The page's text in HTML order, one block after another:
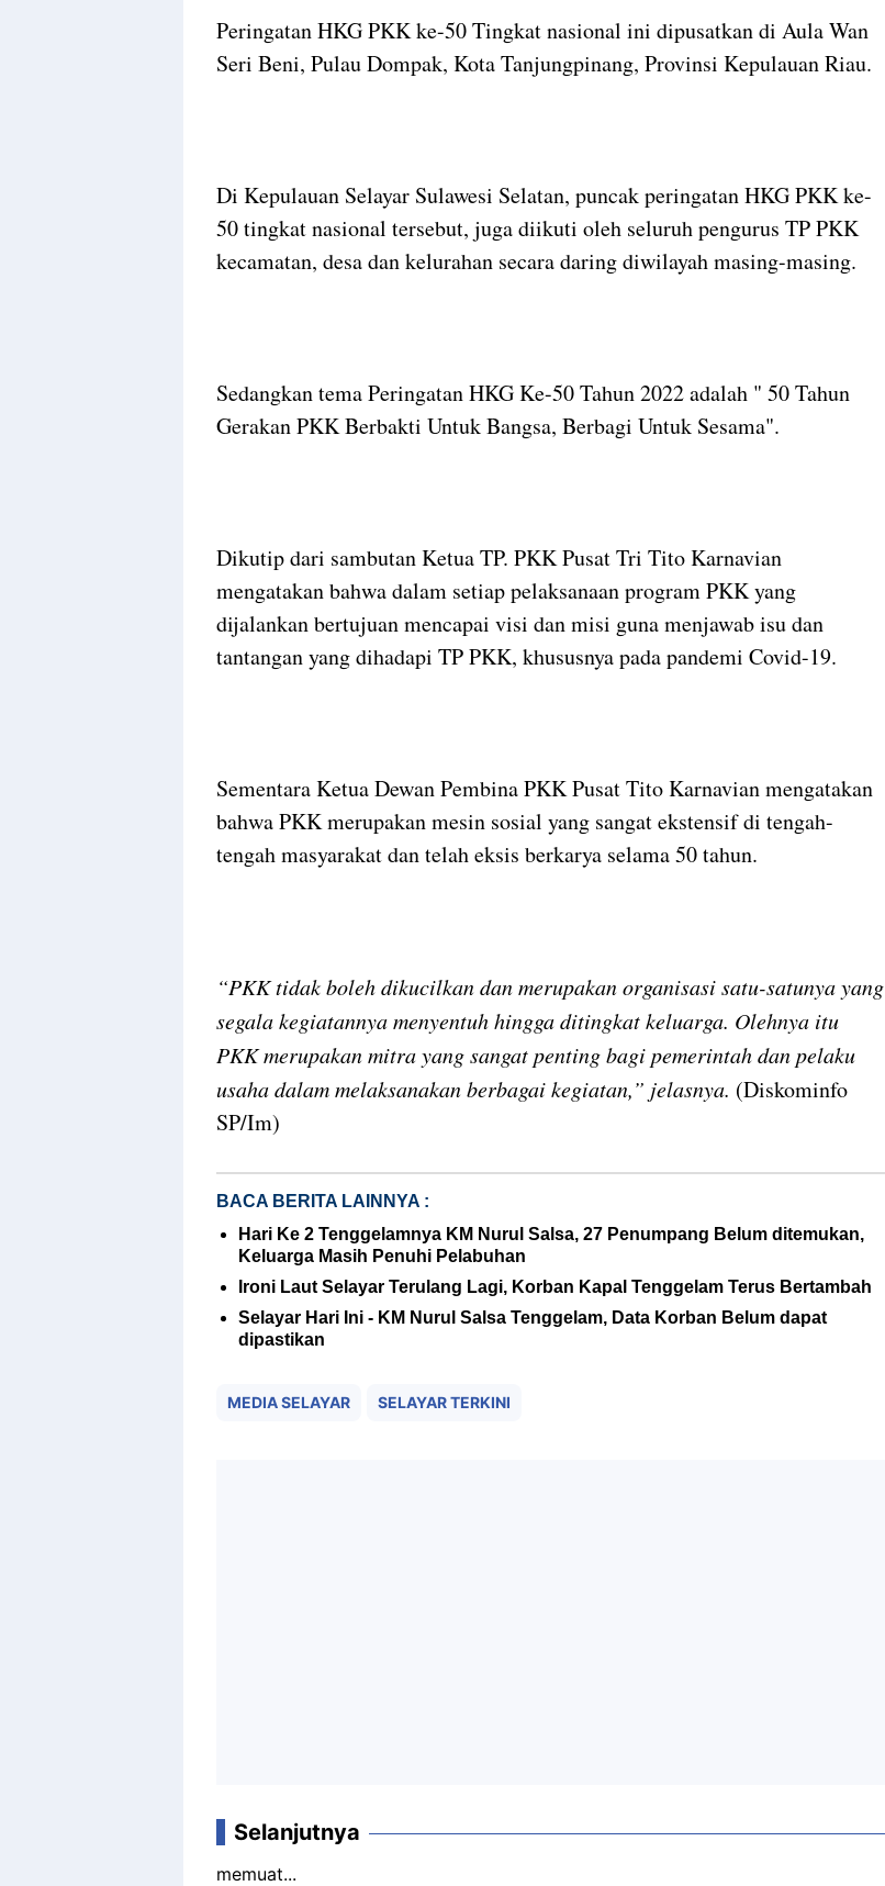
Peringatan HKG PKK ke-50 Tingkat nasional ini dipusatkan di Aula Wan
Seri Beni, Pulau Dompak, Kota Tanjungpinang, Provinsi Kepulauan Riau.
Di Kepulauan Selayar Sulawesi Selatan, puncak peringatan HKG PKK ke-
50 tingkat nasional tersebut, juga diikuti oleh seluruh pengurus TP PKK
kecamatan, desa dan kelurahan secara daring diwilayah masing-masing.
Sedangkan tema Peringatan HKG Ke-50 Tahun 2022 adalah " 50 Tahun
Gerakan PKK Berbakti Untuk Bangsa, Berbagi Untuk Sesama".
Dikutip dari sambutan Ketua TP. PKK Pusat Tri Tito Karnavian
mengatakan bahwa dalam setiap pelaksanaan program PKK yang
dijalankan bertujuan mencapai visi dan misi guna menjawab isu dan
tantangan yang dihadapi TP PKK, khususnya pada pandemi Covid-19.
Sementara Ketua Dewan Pembina PKK Pusat Tito Karnavian mengatakan
bahwa PKK merupakan mesin sosial yang sangat ekstensif di tengah-
tengah masyarakat dan telah eksis berkarya selama 50 tahun.
“PKK tidak boleh dikucilkan dan merupakan organisasi satu-satunya yang
segala kegiatannya menyentuh hingga ditingkat keluarga. Olehnya itu
PKK merupakan mitra yang sangat penting bagi pemerintah dan pelaku
usaha dalam melaksanakan berbagai kegiatan,” jelasnya. (Diskominfo
SP/Im)
BACA BERITA LAINNYA :
Hari Ke 2 Tenggelamnya KM Nurul Salsa, 27 Penumpang Belum ditemukan,
Keluarga Masih Penuhi Pelabuhan
Ironi Laut Selayar Terulang Lagi, Korban Kapal Tenggelam Terus Bertambah
Selayar Hari Ini - KM Nurul Salsa Tenggelam, Data Korban Belum dapat
dipastikan
MEDIA SELAYAR SELAYAR TERKINI
Selanjutnya
memuat...